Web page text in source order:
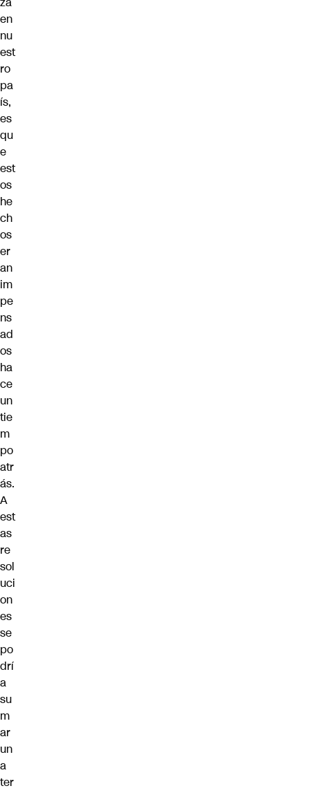
en
nu
est
ro
pa
ís,
es
qu
e
est
os
he
ch
os
er
an
im
pe
ns
ad
os
ha
ce
un
tie
m
po
atr
ás.
A
est
as
re
sol
uci
on
es
se
po
drí
a
su
m
ar
un
a
ter